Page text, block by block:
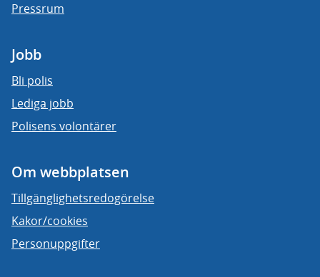
Pressrum
Jobb
Bli polis
Lediga jobb
Polisens volontärer
Om webbplatsen
Tillgänglighetsredogörelse
Kakor/cookies
Personuppgifter